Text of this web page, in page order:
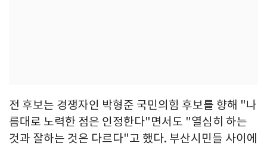
전 후보는 경쟁자인 박형준 국민의힘 후보를 향해 "나
름대로 노력한 점은 인정한다"면서도 "열심히 하는
것과 잘하는 것은 다르다"고 했다. 부산시민들 사이에